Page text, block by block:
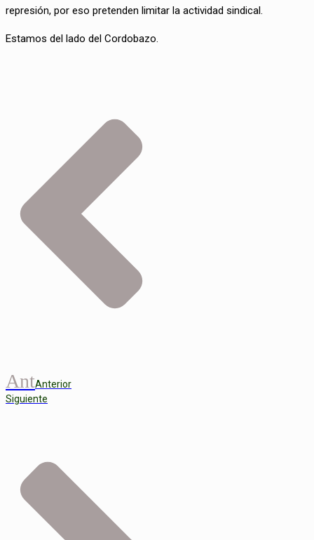
represión, por eso pretenden limitar la actividad sindical.
Estamos del lado del Cordobazo.
AntAnterior
Siguiente